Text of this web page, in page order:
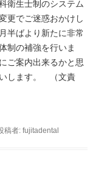
衛生士制のシステム
更でご迷惑おかけし
半ばより新たに非常
制の補強を行いま
ご案内出来るかと思
いします。 （文責
稿者:fujitadental